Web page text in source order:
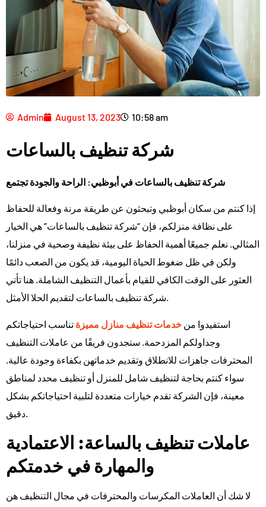
Admin August 13, 2023 10:58 am
شركة تنظيف بالساعات
شركة تنظيف بالساعات في أبوظبي: الراحة والجودة تجتمع
إذا كنتم من سكان أبوظبي وتبحثون عن طريقة مرنة وفعالة للحفاظ
على نظافة منزلكم، فإن “شركة تنظيف بالساعات” هي الخيار
المثالي. نعلم جميعًا أهمية الحفاظ على بيئة نظيفة وصحية في منزلنا،
ولكن في ظل ضغوط الحياة اليومية، قد يكون من الصعب دائمًا
العثور على الوقت الكافي للقيام بأعمال التنظيف الشاملة. هنا تأتي
شركة تنظيف بالساعات لتقديم الحلا الأمثل.
استفيدوا من خدمات تنظيف منازل مميزة تناسب احتياجاتكم
وجداولكم المزدحمة. ستجدون فريقًا من عاملات التنظيف
المحترفات جاهزات للانطلاق وتقديم خدماتهن بكفاءة وجودة عالية.
سواء كنتم بحاجة لتنظيف شامل للمنزل أو تنظيف محدد لمناطق
معينة، فإن الشركة تقدم خيارات متعددة لتلبية احتياجاتكم بشكل
عاملات تنظيف بالساعة: الاعتمادية
والمهارة في خدمتكم
لا شك أن العاملات المكرسات والمحترفات في مجال التنظيف هن